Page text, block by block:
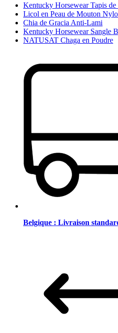
Kentucky Horsewear Tapis
Licol en Peau de Mouton
Chia de Gracia Anti-Lami
Kentucky Horsewear Sangle
NATUSAT Chaga en Poudre
Belgique : Livraison